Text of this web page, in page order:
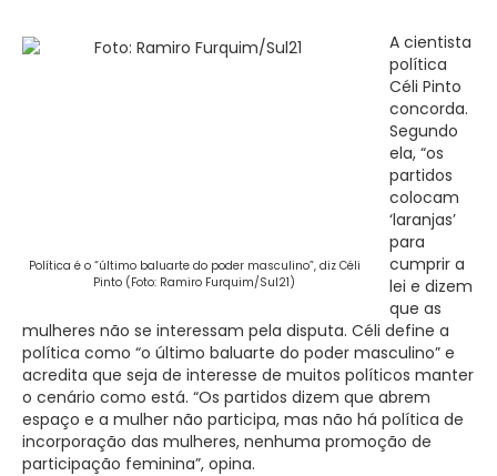
Política é o “último baluarte do poder masculino”, diz Céli
Pinto (Foto: Ramiro Furquim/Sul21)
A cientista
política
Céli Pinto
concorda.
Segundo
ela, “os
partidos
colocam
‘laranjas’
para
cumprir a
lei e dizem
que as
mulheres não se interessam pela disputa. Céli define a
política como “o último baluarte do poder masculino” e
acredita que seja de interesse de muitos políticos manter
o cenário como está. “Os partidos dizem que abrem
espaço e a mulher não participa, mas não há política de
incorporação das mulheres, nenhuma promoção de
participação feminina”, opina.